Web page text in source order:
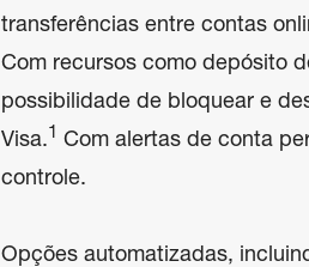
transferências entre contas
Com recursos como depósito
possibilidade de bloquear e
Visa.1 Com alertas de conta
controle.
Opções automatizadas,